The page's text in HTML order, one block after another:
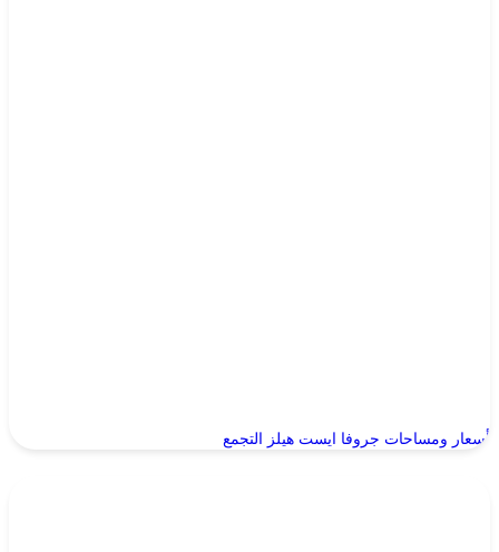
أسعار ومساحات جروفا ايست هيلز التجمع